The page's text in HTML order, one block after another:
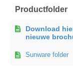
Productfolder
Download
nieuwe
Sunware folder